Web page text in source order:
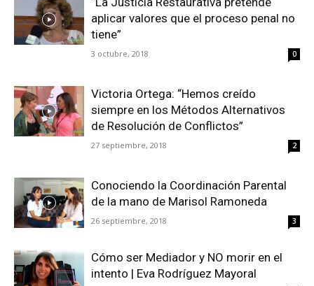
aplicar valores que el proceso penal no
tiene”
3 octubre, 2018 0
Victoria Ortega: “Hemos creído
siempre en los Métodos Alternativos
de Resolución de Conflictos”
27 septiembre, 2018 2
Conociendo la Coordinación Parental
de la mano de Marisol Ramoneda
26 septiembre, 2018 3
Cómo ser Mediador y NO morir en el
intento | Eva Rodríguez Mayoral